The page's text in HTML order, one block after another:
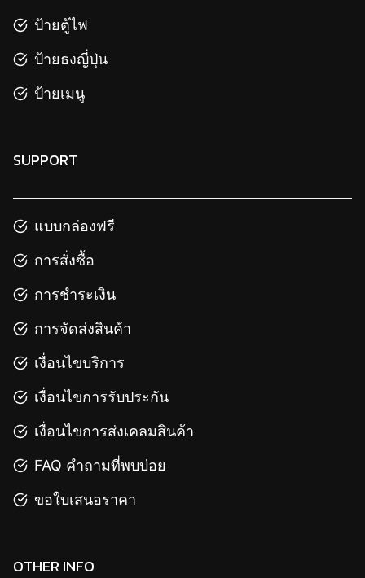
ป้ายตู้ไฟ
ป้ายธงญี่ปุ่น
ป้ายเมนู
SUPPORT
แบบกล่องฟรี
การสั่งซื้อ
การชำระเงิน
การจัดส่งสินค้า
เงื่อนไขบริการ
เงื่อนไขการรับประกัน
เงื่อนไขการส่งเคลมสินค้า
FAQ คำถามที่พบบ่อย
ขอใบเสนอราคา
OTHER INFO